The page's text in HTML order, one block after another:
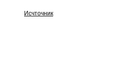
Исчточник